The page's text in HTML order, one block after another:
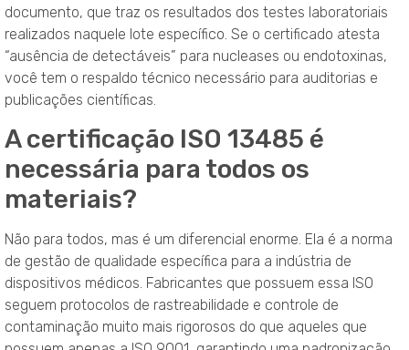
documento, que traz os resultados dos testes laboratoriais
realizados naquele lote específico. Se o certificado atesta
“ausência de detectáveis” para nucleases ou endotoxinas,
você tem o respaldo técnico necessário para auditorias e
publicações científicas.
A certificação ISO 13485 é
necessária para todos os
materiais?
Não para todos, mas é um diferencial enorme. Ela é a norma
de gestão de qualidade específica para a indústria de
dispositivos médicos. Fabricantes que possuem essa ISO
seguem protocolos de rastreabilidade e controle de
contaminação muito mais rigorosos do que aqueles que